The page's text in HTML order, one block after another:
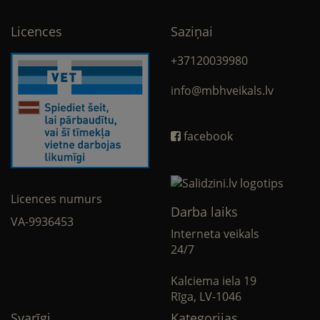
Licences
Licences numurs
VA-9936453
Saziņai
+37120039980
info@mbhveikals.lv
facebook
Darba laiks
Interneta veikals
24/7
Kalciema iela 19
Rīga, LV-1046